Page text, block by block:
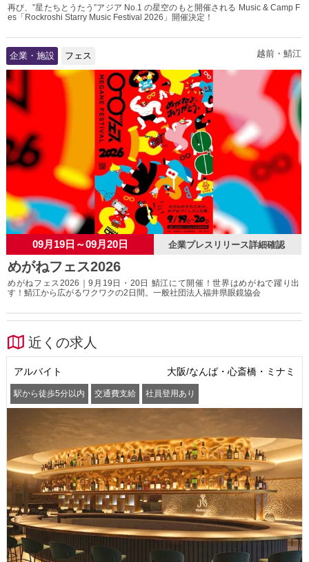
再び、”星たちとうたう”アジア No.1 の星空のもと開催される Music & Camp F
es「Rockroshi Starry Music Festival 2026」開催決定！
企業・施設 フェス 越前・鯖江
09月19日～09月20日 企業プレスリリース詳細確認
めがねフェス2026
めがねフェス2026｜9月19日・20日 鯖江にて開催！世界はめがねで躍り出
す！鯖江から広がるワクワクの2日間。一般社団法人福井県眼鏡協会
近くの求人
アルバイト 大阪/なんば・心斎橋・ミナミ
駅から徒歩5分以内 交通費支給 社員登用あり